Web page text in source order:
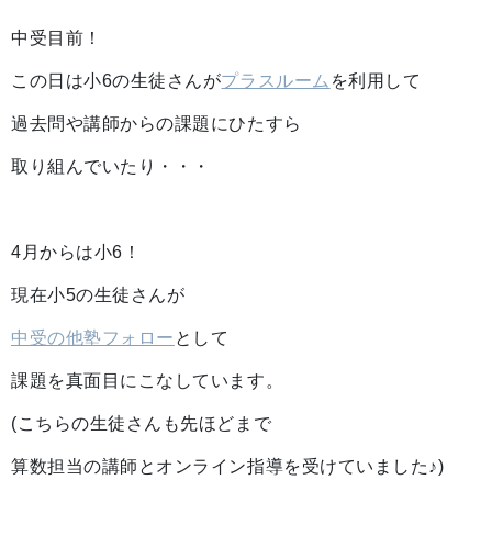
中受目前！
この日は小6の生徒さんがプラスルーム を利用して
過去問や講師からの課題にひたすら
取り組んでいたり・・・
4月からは小6！
現在小5の生徒さんが
中受の他塾フォロー として
課題を真面目にこなしています。
(こちらの生徒さんも先ほどまで
算数担当の講師とオンライン指導を受けていました♪)